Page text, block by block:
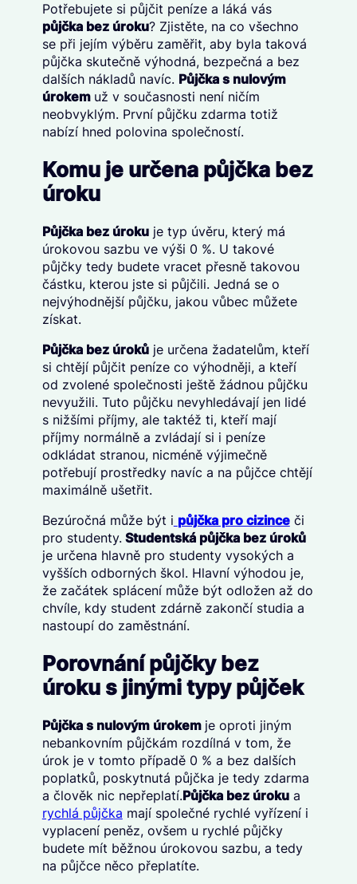
Potřebujete si půjčit peníze a láká vás
půjčka bez úroku? Zjistěte, na co všechno
se při jejím výběru zaměřit, aby byla taková
půjčka skutečně výhodná, bezpečná a bez
dalších nákladů navíc. Půjčka s nulovým
úrokem už v současnosti není ničím
neobvyklým. První půjčku zdarma totiž
nabízí hned polovina společností.
Komu je určena půjčka bez
úroku
Půjčka bez úrokuje typ úvěru, který má
úrokovou sazbu ve výši 0 %. U takové
půjčky tedy budete vracet přesně takovou
částku, kterou jste si půjčili. Jedná se o
nejvýhodnější půjčku, jakou vůbec můžete
získat.
Půjčka bez úrokůje určena žadatelům, kteří
si chtějí půjčit peníze co výhodněji, a kteří
od zvolené společnosti ještě žádnou půjčku
nevyužili. Tuto půjčku nevyhledávají jen lidé
s nižšími příjmy, ale taktéž ti, kteří mají
příjmy normálně a zvládají si i peníze
odkládat stranou, nicméně výjimečně
potřebují prostředky navíc a na půjčce chtějí
maximálně ušetřit.
Bezúročná může být i půjčka pro cizinceči
pro studenty.Studentská půjčka bez úroků
je určena hlavně pro studenty vysokých a
vyšších odborných škol. Hlavní výhodou je,
že začátek splácení může být odložen až do
chvíle, kdy student zdárně zakončí studia a
nastoupí do zaměstnání.
Porovnání půjčky bez
úroku s jinými typy půjček
Půjčka s nulovým úrokem je oproti jiným
nebankovním půjčkám rozdílná v tom, že
úrok je v tomto případě 0 % a bez dalších
poplatků, poskytnutá půjčka je tedy zdarma
a člověk nic nepřeplatí.Půjčka bez úrokua
rychlá půjčka mají společné rychlé vyřízení i
vyplacení peněz, ovšem u rychlé půjčky
budete mít běžnou úrokovou sazbu, a tedy
na půjčce něco přeplatíte.